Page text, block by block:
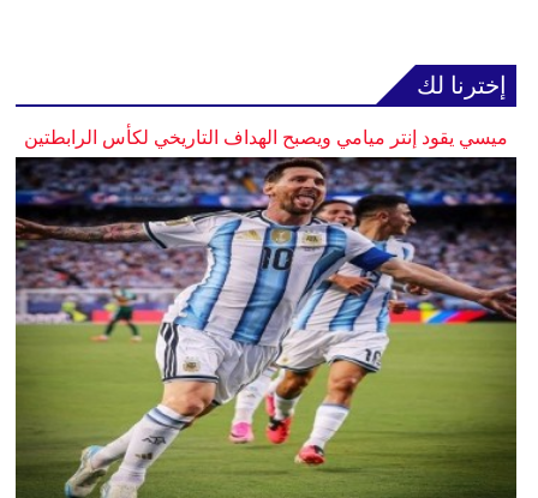
إخترنا لك
ميسي يقود إنتر ميامي ويصبح الهداف التاريخي لكأس الرابطتين